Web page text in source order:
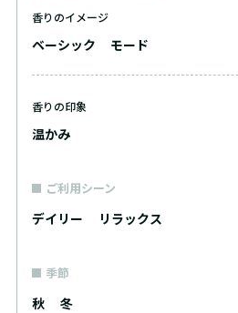
香りのイメージ
ベーシック モード
香りの印象
温かみ
ご利用シーン
デイリー リラックス
季節
秋 冬